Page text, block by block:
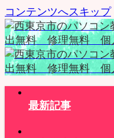
コンテンツへスキップ
最新記事